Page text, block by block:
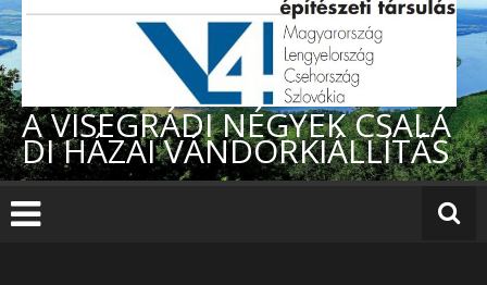
Skip
to
content
A VISEGRÁDI NÉGYEK CSALÁ
DI HÁZAI VÁNDORKIÁLLÍTÁS